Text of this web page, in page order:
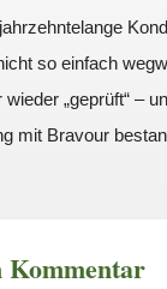
so einfach
wieder „geprüft“ –
mit Bravour
Kommentar